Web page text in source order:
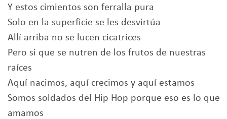
Y estos cimientos son ferralla pura
Solo en la superficie se les desvirtúa
Allí arriba no se lucen cicatrices
Pero si que se nutren de los frutos de nuestras
raíces
Aquí nacimos, aquí crecimos y aquí estamos
Somos soldados del Hip Hop porque eso es lo que
amamos